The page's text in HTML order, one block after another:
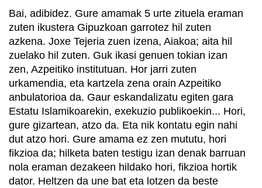
Bai, adibidez. Gure amamak 5 urte zituela eraman
zuten ikustera Gipuzkoan garrotez hil zuten
azkena. Joxe Tejeria zuen izena, Aiakoa; aita hil
zuelako hil zuten. Guk ikasi genuen tokian izan
zen, Azpeitiko institutuan. Hor jarri zuten
urkamendia, eta kartzela zena orain Azpeitiko
anbulatorioa da. Gaur eskandalizatu egiten gara
Estatu Islamikoarekin, exekuzio publikoekin... Hori,
gure gizartean, atzo da. Eta nik kontatu egin nahi
dut atzo hori. Gure amama ez zen mututu, hori
fikzioa da; hilketa baten testigu izan denak barruan
nola eraman dezakeen hildako hori, fikzioa hortik
dator. Heltzen da une bat eta lotzen da beste